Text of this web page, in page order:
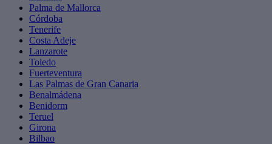
Palma de Mallorca
Córdoba
Tenerife
Costa Adeje
Lanzarote
Toledo
Fuerteventura
Las Palmas de Gran Canaria
Benalmádena
Benidorm
Teruel
Girona
Bilbao